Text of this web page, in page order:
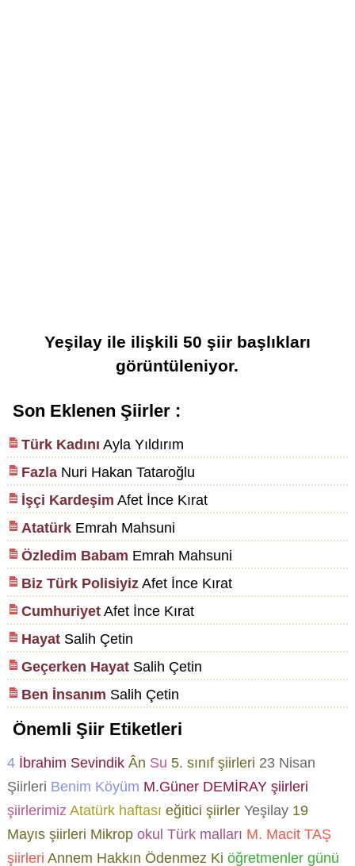
Yeşilayile ilişkili 50 şiir başlıkları
görüntüleniyor.
Son Eklenen Şiirler :
Türk Kadını Ayla Yıldırım
FazlaNuri Hakan Tataroğlu
İşçi Kardeşim Afet İnce Kırat
AtatürkEmrah Mahsuni
Özledim Babam Emrah Mahsuni
Biz Türk PolisiyizAfet İnce Kırat
CumhuriyetAfet İnce Kırat
HayatSalih Çetin
Geçerken HayatSalih Çetin
Ben İnsanım Salih Çetin
Önemli Şiir Etiketleri
4 İbrahim Sevindik Ân Su 5. sınıf şiirleri 23 Nisan
Şiirleri Benim Köyüm M.Güner DEMİRAY şiirleri
şiirlerimiz Atatürk haftası eğitici şiirler Yeşilay 19
Mayıs şiirleri Mikrop okul Türk malları M. Macit TAŞ
şiirleri Annem Hakkın Ödenmez Ki öğretmenler günü